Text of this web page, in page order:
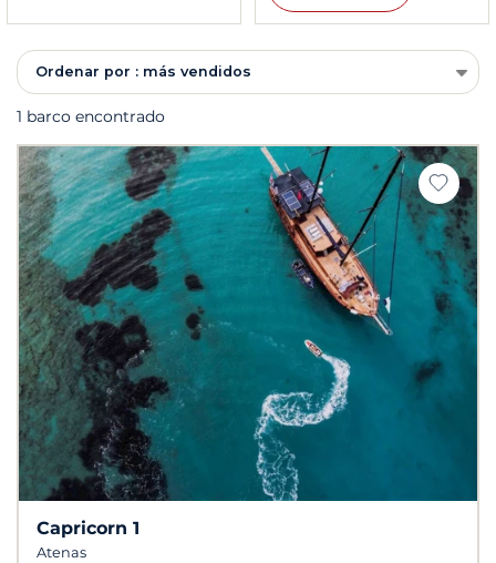
Ordenar por : más vendidos
1 barco encontrado
Capricorn 1
Atenas